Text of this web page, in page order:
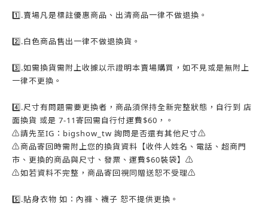
1️⃣.賣場凡是標註優惠商品、出清商品一律不做退換。
2️⃣.白色商品售出一律不做退換貨。
3️⃣.如需換貨需附上收據以示證明本賣場購買，如不見或是無附上
一律不更換。
4️⃣.尺寸有問題需要更換者，商品須保持全新完整狀態，自行到 店
面換貨 或是 7-11寄回需自行付運費$60，。
⚠️請先至IG：bigshow_tw 詢問是否還有其他尺寸⚠️
⚠️商品寄回時需附上您的換貨資料【收件人姓名、電話、超商門
市、更換的商品與尺寸、發票、運費$60裝袋】⚠️
⚠️如若資料不完整，商品寄回視同贈送恕不受理⚠️
5️⃣.貼身衣物 如：內褲、襪子 恕不提供更換。